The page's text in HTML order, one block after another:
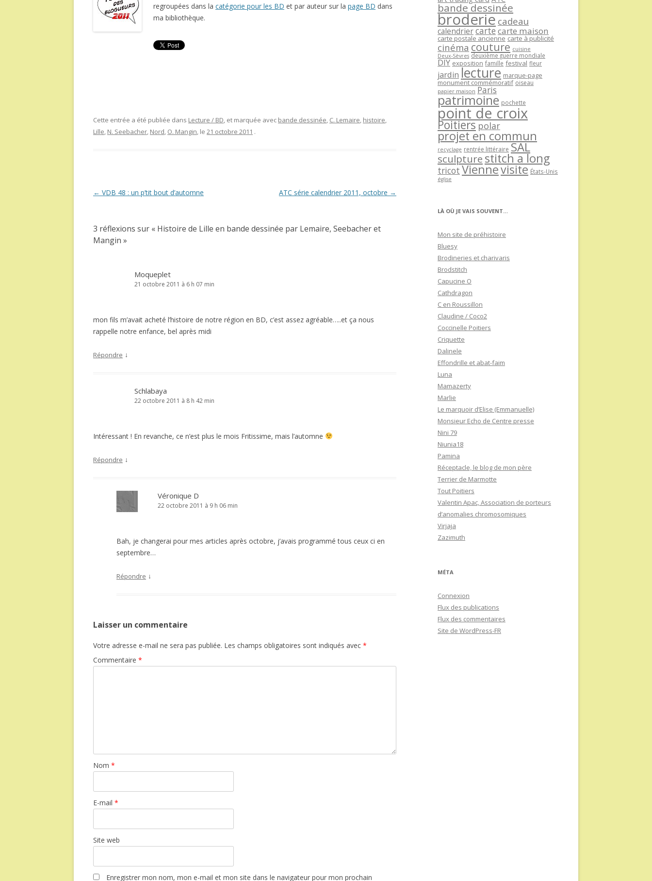
regroupées dans la catégorie pour les BD et par auteur sur la page BD dans
ma bibliothèque.
Cette entrée a été publiée dans Lecture / BD, et marquée avec bande dessinée, C. Lemaire, histoire,
Lille, N. Seebacher, Nord, O. Mangin, le 21 octobre 2011 .
Navigation
← VDB 48 : un p’tit bout d’automne ATC série calendrier 2011, octobre →
3 réflexions sur « Histoire de Lille en bande dessinée par Lemaire, Seebacher et
Mangin »
Moqueplet
21 octobre 2011 à 6 h 07 min
mon fils m’avait acheté l’histoire de notre région en BD, c’est assez agréable…..et ça nous
rappelle notre enfance, bel après midi
Répondre ↓
Schlabaya
22 octobre 2011 à 8 h 42 min
Intéressant ! En revanche, ce n’est plus le mois Fritissime, mais l’automne
Répondre ↓
Véronique D
22 octobre 2011 à 9 h 06 min
Bah, je changerai pour mes articles après octobre, j’avais programmé tous ceux ci en
septembre…
Répondre ↓
Laisser un commentaire
Votre adresse e-mail ne sera pas publiée. Les champs obligatoires sont indiqués avec *
Commentaire *
Nom *
E-mail *
Site web
Enregistrer mon nom, mon e-mail et mon site dans le navigateur pour mon prochain
bande dessinée
broderie cadeau
calendriercartecarte maison
carte postale ancienne carte à publicité
cinéma couture cuisine
Deux-Sèvres deuxième guerre mondiale
DIY exposition famille festival fleur
jardin lecture marque-page
monument commémoratif oiseau
papier maison Paris
patrimoine pochette
point de croix
Poitiers polar
projet en commun
recyclage rentrée littéraire SAL
sculpture stitch a long
tricot Viennevisite États-Unis
église
LÀ OÙ JE VAIS SOUVENT…
Mon site de préhistoire
Bluesy
Brodineries et charivaris
Brodstitch
Capucine O
Cathdragon
C en Roussillon
Claudine / Coco2
Coccinelle Poitiers
Criquette
Dalinele
Effondrille et abat-faim
Luna
Mamazerty
Marlie
Le marquoir d’Elise (Emmanuelle)
Monsieur Echo de Centre presse
Nini 79
Niunia18
Pamina
Réceptacle, le blog de mon père
Terrier de Marmotte
Tout Poitiers
Valentin Apac, Association de porteurs
d’anomalies chromosomiques
Virjaja
Zazimuth
MÉTA
Connexion
Flux des publications
Flux des commentaires
Site de WordPress-FR